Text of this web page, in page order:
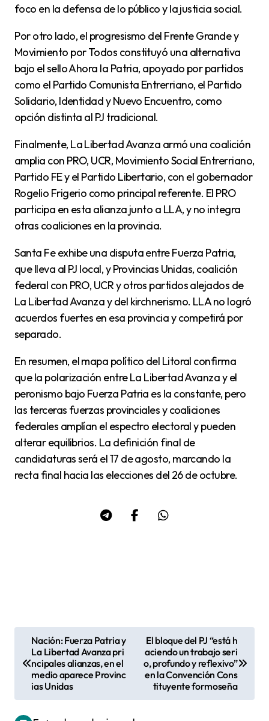
foco en la defensa de lo público y la justicia social.
Por otro lado, el progresismo del Frente Grande y
Movimiento por Todos constituyó una alternativa
bajo el sello Ahora la Patria, apoyado por partidos
como el Partido Comunista Entrerriano, el Partido
Solidario, Identidad y Nuevo Encuentro, como
opción distinta al PJ tradicional.
Finalmente, La Libertad Avanza armó una coalición
amplia con PRO, UCR, Movimiento Social Entrerriano,
Partido FE y el Partido Libertario, con el gobernador
Rogelio Frigerio como principal referente. El PRO
participa en esta alianza junto a LLA, y no integra
otras coaliciones en la provincia.
Santa Fe exhibe una disputa entre Fuerza Patria,
que lleva al PJ local, y Provincias Unidas, coalición
federal con PRO, UCR y otros partidos alejados de
La Libertad Avanza y del kirchnerismo. LLA no logró
acuerdos fuertes en esa provincia y competirá por
separado.
En resumen, el mapa político del Litoral confirma
que la polarización entre La Libertad Avanza y el
peronismo bajo Fuerza Patria es la constante, pero
las terceras fuerzas provinciales y coaliciones
federales amplían el espectro electoral y pueden
alterar equilibrios. La definición final de
candidaturas será el 17 de agosto, marcando la
recta final hacia las elecciones del 26 de octubre.
e
Nación: Fuerza Patria y
La Libertad Avanza pri
ncipales alianzas, en el
medio aparece Provinc
ias Unidas
El bloque del PJ “está h
aciendo un trabajo seri
o, profundo y reflexivo”
en la Convención Cons
tituyente formoseña